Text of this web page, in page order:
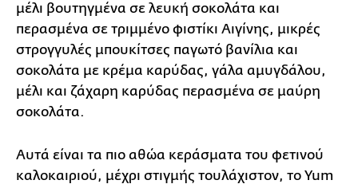
μέλι βουτηγμένα σε λευκή σοκολάτα και
περασμένα σε τριμμένο φιστίκι Αιγίνης, μικρές
στρογγυλές μπουκίτσες παγωτό βανίλια και
σοκολάτα με κρέμα καρύδας, γάλα αμυγδάλου,
μέλι και ζάχαρη καρύδας περασμένα σε μαύρη
σοκολάτα.
Αυτά είναι τα πιο αθώα κεράσματα του φετινού
καλοκαιριού, μέχρι στιγμής τουλάχιστον, το Yum